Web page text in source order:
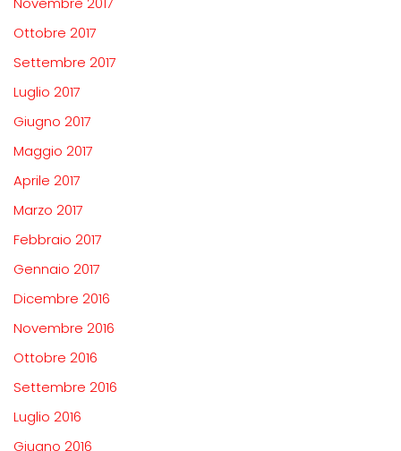
Ottobre 2017
Settembre 2017
Luglio 2017
Giugno 2017
Maggio 2017
Aprile 2017
Marzo 2017
Febbraio 2017
Gennaio 2017
Dicembre 2016
Novembre 2016
Ottobre 2016
Settembre 2016
Luglio 2016
Giugno 2016